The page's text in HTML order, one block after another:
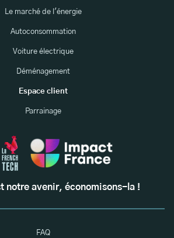
Le marché de l'énergie
Autoconsommation
Voiture électrique
Déménagement
Espace client
Parrainage
notre avenir, économisons-la !
FAQ